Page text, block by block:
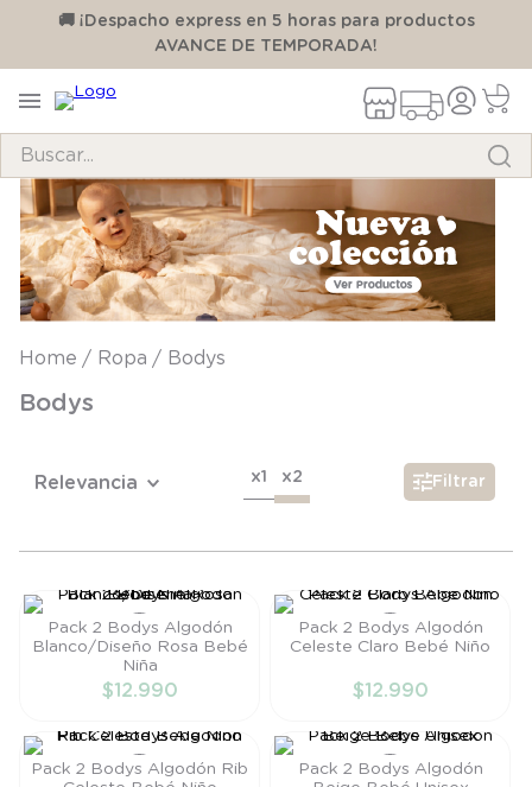
🚚 ¡Despacho express en 5 horas para productos
AVANCE DE TEMPORADA!
Ropa Bodys
Bodys
Relevancia x1 x2 Filtrar
AÑADIR AL
CARRITO
Pack 2 Bodys Algodón
Blanco/Diseño Rosa Bebé
Niña
$12.990
AÑADIR AL
CARRITO
Pack 2 Bodys Algodón
Celeste Claro Bebé Niño
$12.990
Pack 2 Bodys Algodón Rib
Pack 2 Bodys Algodón
TÉRMINOS MÁS BUSCADOS
1.
pijama
2.
calcetines
zapatillas
6
8.
saco dormir
saco
10. poleron